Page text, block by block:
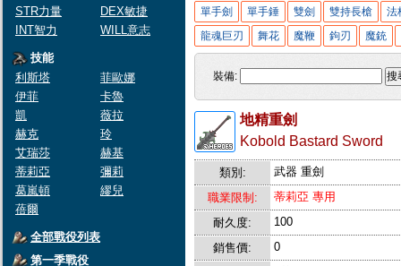
STR力量
DEX敏捷
INT智力
WILL意志
技能
利斯塔
菲歐娜
伊菲
卡魯
凱
薇拉
赫克
玲
艾瑞莎
赫基
蒂莉亞
彌莉
葛嵐頓
繆兒
蓓爾
全部戰役列表
第一季戰役
單手劍 單手錘 雙劍 雙持長槍
法
龍魂巨刃
舞花 魔鞭 鉤刃 魔銃
裝備: 搜
地精重劍
Kobold Bastard Sword
類別:
武器 重劍
職業限制:
蒂莉亞 專用
耐久度:
100
銷售價:
0